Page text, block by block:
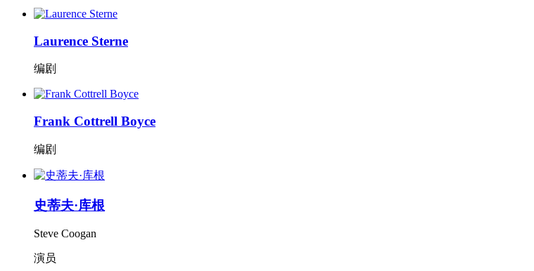
Laurence Sterne
编剧
Frank Cottrell Boyce
编剧
史蒂夫·库根
Steve Coogan
演员